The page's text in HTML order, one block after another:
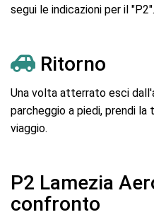
segui le indicazioni per il "P2".
Ritorno
Una volta atterrato esci
parcheggio a piedi, prendi
viaggio.
P2 Lamezia
confronto